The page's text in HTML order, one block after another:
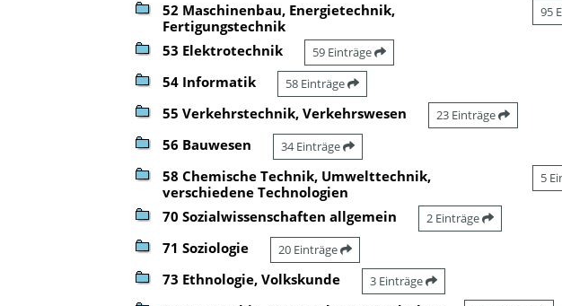
52 Maschinenbau, Energietechnik,
Fertigungstechnik
95
53 Elektrotechnik 59 Einträge
54 Informatik 58 Einträge
55 Verkehrstechnik, Verkehrswesen 23 Einträge
56 Bauwesen 34 Einträge
58 Chemische Technik, Umwelttechnik,
verschiedene Technologien
5
70 Sozialwissenschaften allgemein 2 Einträge
71 Soziologie 20 Einträge
73 Ethnologie, Volkskunde 3 Einträge